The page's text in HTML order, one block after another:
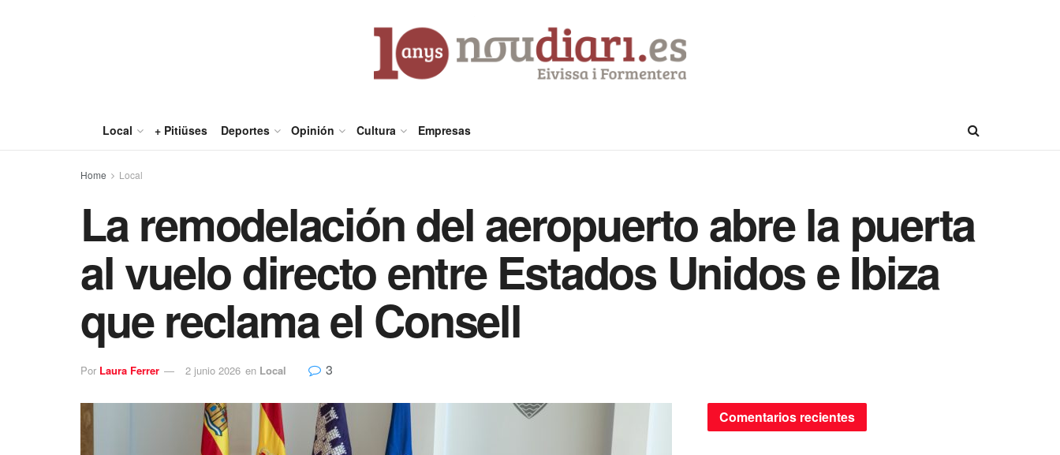
Local + Pitiüses Deportes Opinión Cultura Empresas
Home Local
La remodelación del aeropuerto abre la puerta
al vuelo directo entre Estados Unidos e Ibiza
que reclama el Consell
Por Laura Ferrer 2 junio 2026 en Local 3
Comentarios recientes